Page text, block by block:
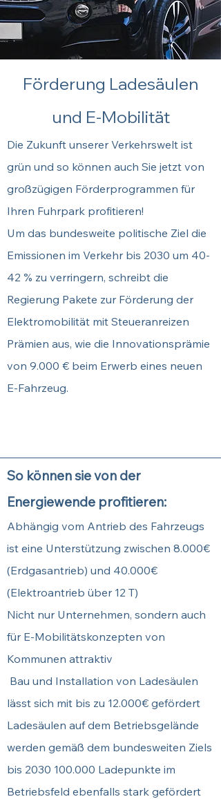
Förderung Ladesäulen
und E-Mobilität
Die Zukunft unserer Verkehrswelt ist
grün und so können auch Sie jetzt von
großzügigen Förderprogrammen für
Ihren Fuhrpark profitieren!
Um das bundesweite politische Ziel die
Emissionen im Verkehr bis 2030 um 40-
42 % zu verringern, schreibt die
Regierung Pakete zur Förderung der
Elektromobilität mit Steueranreizen
Prämien aus, wie die Innovationsprämie
von 9.000 € beim Erwerb eines neuen
E-Fahrzeug.
So können sie von der
Energiewende profitieren:
Abhängig vom Antrieb des Fahrzeugs
ist eine Unterstützung zwischen 8.000€
(Erdgasantrieb) und 40.000€
(Elektroantrieb über 12 T)
Nicht nur Unternehmen, sondern auch
für E-Mobilitätskonzepten von
Kommunen attraktiv
Bau und Installation von Ladesäulen
lässt sich mit bis zu 12.000€ gefördert
Ladesäulen auf dem Betriebsgelände
werden gemäß dem bundesweiten Ziels
bis 2030 100.000 Ladepunkte im
Betriebsfeld ebenfalls stark gefördert